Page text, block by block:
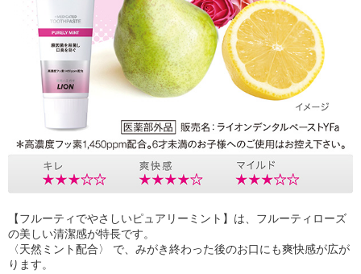
【フルーティでやさしいピュアリーミント】は、フルーティローズ
の美しい清潔感が特長です。
〈天然ミント配合〉 で、みがき終わった後のお口にも爽快感が広が
ります。